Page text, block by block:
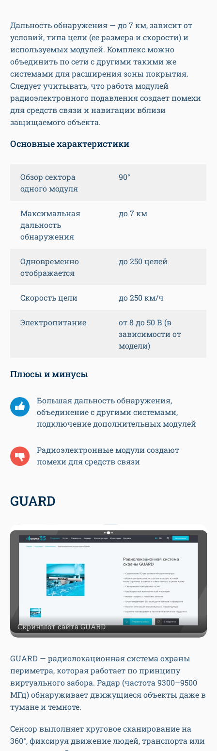
Дальность обнаружения — до 7 км, зависит от
условий, типа цели (ее размера и скорости) и
используемых модулей. Комплекс можно
объединить по сети с другими такими же
системами для расширения зоны покрытия.
Следует учитывать, что работа модулей
радиоэлектронного подавления создает помехи
для средств связи и навигации вблизи
защищаемого объекта.
Основные характеристики
Обзор сектора
одного модуля
90°
Максимальная
дальность
обнаружения
до 7 км
Одновременно
отображается
до 250 целей
Скорость цели до 250 км/ч
Электропитание
от 8 до 50 В (в
зависимости от
модели)
Плюсы и минусы
Большая дальность обнаружения,
объединение с другими системами,
подключение дополнительных модулей
Радиоэлектронные модули создают
помехи для средств связи
GUARD
Скриншот сайта GUARD
GUARD — радиолокационная система охраны
периметра, которая работает по принципу
виртуального забора. Радар (частота 9300–9500
МГц) обнаруживает движущиеся объекты даже в
тумане и темноте.
Сенсор выполняет круговое сканирование на
360°, фиксируя движение людей, транспорта или